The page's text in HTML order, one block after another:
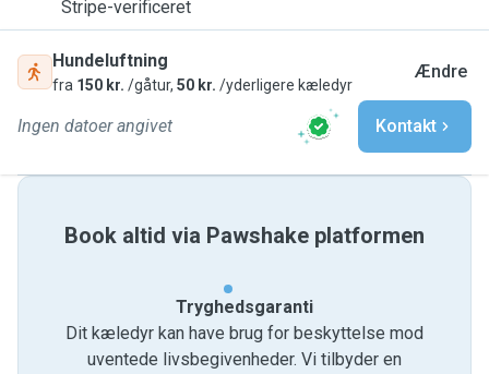
Stripe-verificeret
Hundeluftning
fra 150 kr. /gåtur, 50 kr. /yderligere kæledyr
Ændre
Ingen datoer angivet Kontakt
Book altid via Pawshake platformen
Tryghedsgaranti
Dit kæledyr kan have brug for beskyttelse mod
uventede livsbegivenheder. Vi tilbyder en